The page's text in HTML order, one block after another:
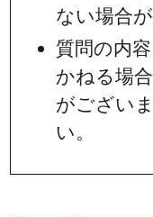
ない場合
質問の内
かねる場
がござい
い。